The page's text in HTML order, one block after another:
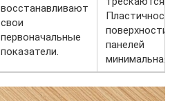
восстанавливают
свои
первоначальные
показатели.
Пластичность
поверхности
панелей
минимальная.